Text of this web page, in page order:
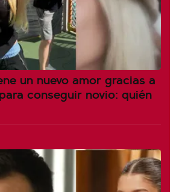
un nuevo amor gracias a
conseguir novio: quién